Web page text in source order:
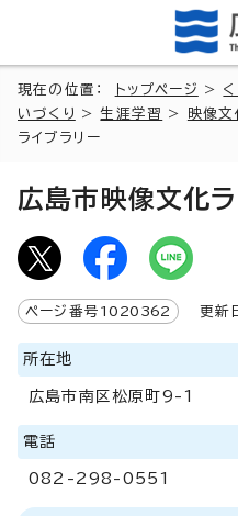
現在の位置： トップページ >
いづくり
>生涯学習 > 映像文
ライブラリー
広島市映像文化ラ
ページ番号 1020362 更新
所在地
広島市南区松原町9-1
電話
082-298-0551